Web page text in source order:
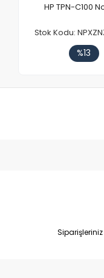
HP TPN-C100
Stok Kodu:
%13
Siparişleriniz